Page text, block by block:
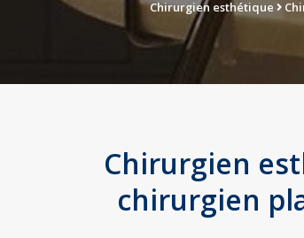
Chirurgien esthétique
Chirurgien
chirurgien